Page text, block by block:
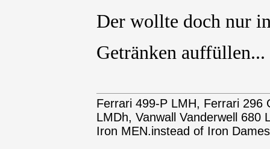
Der wollte doch nur
Getränken
Ferrari 499-P LMH, Ferrari 296
LMDh, Vanwall Vanderwell
Iron MEN.instead of Iron